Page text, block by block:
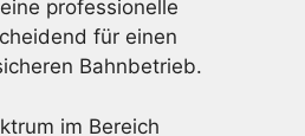
professionelle
für einen
Bahnbetrieb.
im Bereich